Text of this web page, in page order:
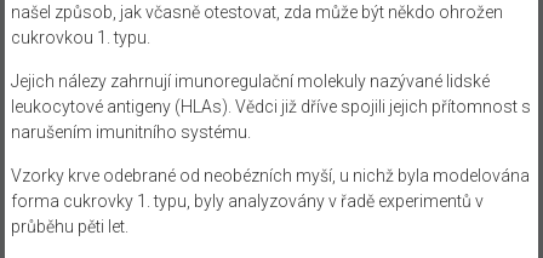
našel způsob, jak včasně otestovat, zda může být někdo ohrožen
cukrovkou 1. typu.
Jejich nálezy zahrnují imunoregulační molekuly nazývané lidské
leukocytové antigeny (HLAs). Vědci již dříve spojili jejich přítomnost s
narušením imunitního systému.
Vzorky krve odebrané od neobézních myší, u nichž byla modelována
forma cukrovky 1. typu, byly analyzovány v řadě experimentů v
průběhu pěti let.